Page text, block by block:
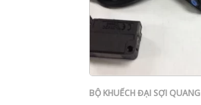
BỘ KHUẾCH ĐẠI SỢI QUANG